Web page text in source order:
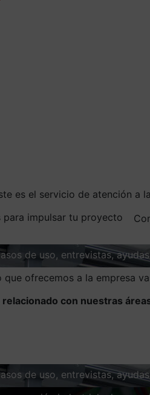
es el servicio de atención a
para impulsar tu proyecto
de uso, entrevistas,
ofrecemos a la empresa
con nuestras
de uso, entrevistas,